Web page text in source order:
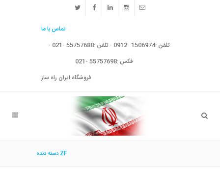
تماس با ما
تلفن :1506974 -0912 - تلفن :55757688 -021 -
فکس :55757698 -021
فروشگاه ایران راه ساز
دسته دنده ZF